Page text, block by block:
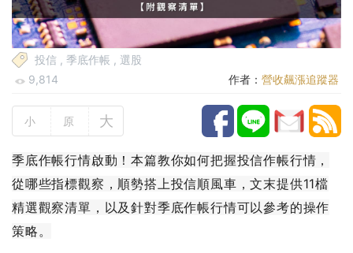
投信 , 季底作帳 , 選股
9,814
作者： 營收飆漲追蹤器
小 原 大
季底作帳行情啟動！本篇教你如何把握投信作帳行情，
從哪些指標觀察，順勢搭上投信順風車，文末提供11檔
精選觀察清單，以及針對季底作帳行情可以參考的操作
策略。